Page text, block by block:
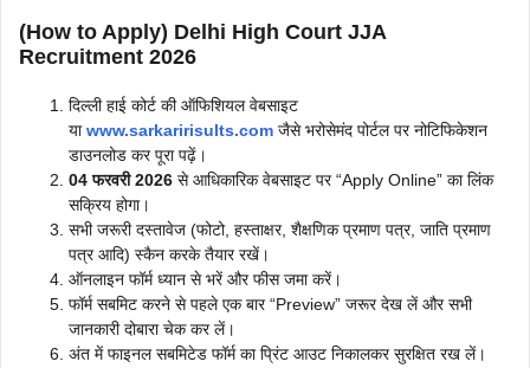
(How to Apply) Delhi High Court JJA
Recruitment 2026
दिल्ली हाई कोर्ट की ऑफिशियल वेबसाइट
याwww.sarkaririsults.com जैसे भरोसेमंद पोर्टल पर नोटिफिकेशन
डाउनलोड कर पूरा पढ़ें।
04 फरवरी 2026 से आधिकारिक वेबसाइट पर “Apply Online” का लिंक
सक्रिय होगा।
सभी जरूरी दस्तावेज (फोटो, हस्ताक्षर, शैक्षणिक प्रमाण पत्र, जाति प्रमाण
पत्र आदि) स्कैन करके तैयार रखें।
ऑनलाइन फॉर्म ध्यान से भरें और फीस जमा करें।
फॉर्म सबमिट करने से पहले एक बार “Preview” जरूर देख लें और सभी
जानकारी दोबारा चेक कर लें।
अंत में फाइनल सबमिटेड फॉर्म का प्रिंट आउट निकालकर सुरक्षित रख लें।